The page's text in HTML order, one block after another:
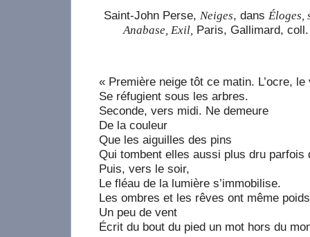
Saint-John Perse, Neiges, dans Éloges,
Anabase, Exil, Paris, Gallimard,
« Première neige tôt ce matin. L’ocre, le
Se réfugient sous les arbres.
Seconde, vers midi. Ne demeure
De la couleur
Que les aiguilles des pins
Qui tombent elles aussi plus dru parfois
Puis, vers le soir,
Le fléau de la lumière s’immobilise.
Les ombres et les rêves ont même
Un peu de vent
Écrit du bout du pied un mot hors du